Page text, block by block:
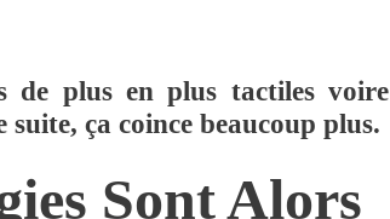
de plus en plus tactiles voire
ça coince beaucoup plus.
Sont Alors